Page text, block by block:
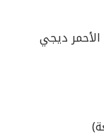
ديجي